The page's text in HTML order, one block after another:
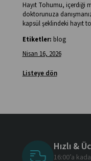
Hayıt Tohumu, içerdiği
doktorunuza
kapsül şeklindeki hayıt
Etiketler: blog
Nisan 16, 2026
Listeye dön
Hızlı &
16:00’a